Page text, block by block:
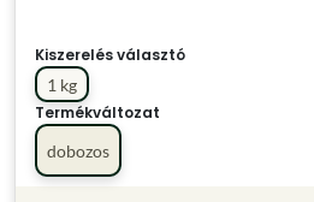
Kiszerelés választó
1 kg
Termékváltozat
dobozos